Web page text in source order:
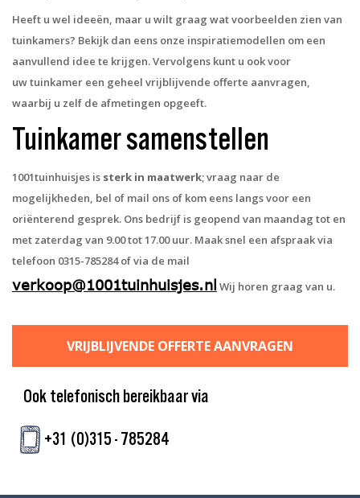
Heeft u wel ideeën, maar u wilt graag wat voorbeelden zien van
tuinkamers? Bekijk dan eens onze inspiratiemodellen om een
aanvullend idee te krijgen. Vervolgens kunt u ook voor
uw tuinkamer een geheel vrijblijvende offerte aanvragen,
waarbij u zelf de afmetingen opgeeft.
Tuinkamer samenstellen
1001tuinhuisjes is sterk in maatwerk; vraag naar de
mogelijkheden, bel of mail ons of kom eens langs voor een
oriënterend gesprek. Ons bedrijf is geopend van maandag tot en
met zaterdag van 9.00 tot 17.00 uur. Maak snel een afspraak via
telefoon 0315-785284 of via de mail
verkoop@1001tuinhuisjes.nl Wij horen graag van u.
VRIJBLIJVENDE OFFERTE AANVRAGEN
Ook telefonisch bereikbaar via
+31 (0)315 - 785284